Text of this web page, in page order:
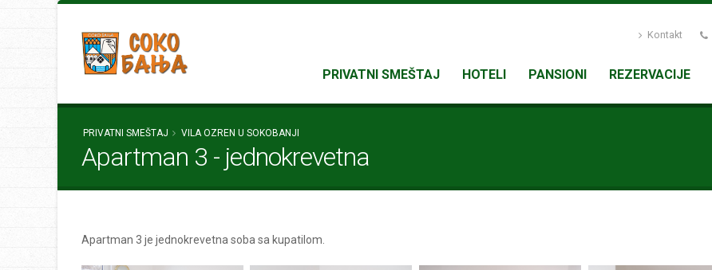
Kontakt
PRIVATNI SMEŠTAJ HOTELI PANSIONI REZERVACIJE
PRIVATNI SMEŠTAJ VILA OZREN U SOKOBANJI
Apartman 3 - jednokrevetna
Apartman 3 je jednokrevetna soba sa kupatilom.